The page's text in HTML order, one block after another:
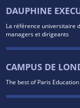
DAUPHINE
La référence universitaire
managers et dirigeants
CAMPUS DE
The best of Paris